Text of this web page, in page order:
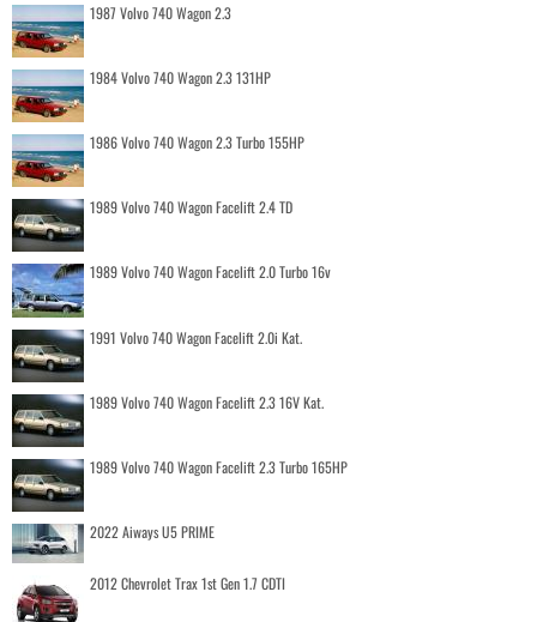
1987 Volvo 740 Wagon 2.3
1984 Volvo 740 Wagon 2.3 131HP
1986 Volvo 740 Wagon 2.3 Turbo 155HP
1989 Volvo 740 Wagon Facelift 2.4 TD
1989 Volvo 740 Wagon Facelift 2.0 Turbo 16v
1991 Volvo 740 Wagon Facelift 2.0i Kat.
1989 Volvo 740 Wagon Facelift 2.3 16V Kat.
1989 Volvo 740 Wagon Facelift 2.3 Turbo 165HP
2022 Aiways U5 PRIME
2012 Chevrolet Trax 1st Gen 1.7 CDTI